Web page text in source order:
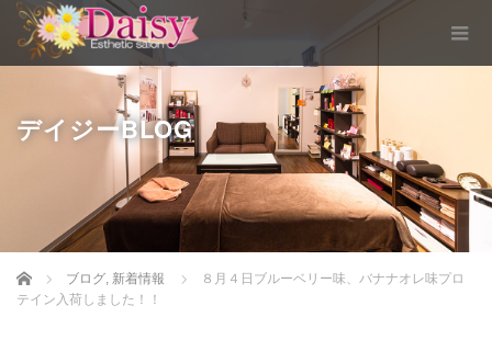
デイジーBLOG
Home ブログ, 新着情報
８月４日ブルーベリー味、バナナオレ味プロ
テイン入荷しました！！